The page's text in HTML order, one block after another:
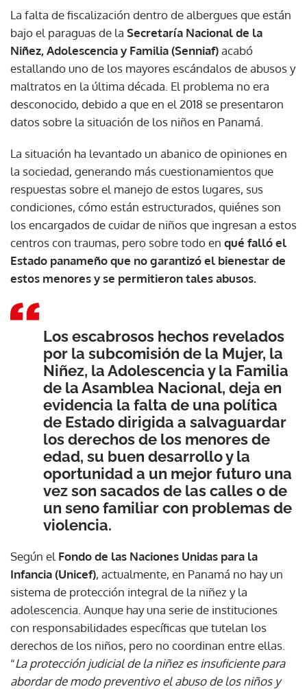
La falta de fiscalización dentro de albergues que están
bajo el paraguas de la Secretaría Nacional de la
Niñez, Adolescencia y Familia (Senniaf)acabó
estallando uno de los mayores escándalos de abusos y
maltratos en la última década. El problema no era
desconocido, debido a que en el 2018 se presentaron
datos sobre la situación de los niños en Panamá.
La situación ha levantado un abanico de opiniones en
la sociedad, generando más cuestionamientos que
respuestas sobre el manejo de estos lugares, sus
condiciones, cómo están estructurados, quiénes son
los encargados de cuidar de niños que ingresan a estos
centros con traumas, pero sobre todo en qué falló el
Estado panameño que no garantizó el bienestar de
estos menores y se permitieron tales abusos.
Los escabrosos hechos revelados
por la subcomisión de la Mujer, la
Niñez, la Adolescencia y la Familia
de la Asamblea Nacional, deja en
evidencia la falta de una política
de Estado dirigida a salvaguardar
los derechos de los menores de
edad, su buen desarrollo y la
oportunidad a un mejor futuro una
vez son sacados de las calles o de
un seno familiar con problemas de
violencia.
Según el Fondo de las Naciones Unidas para la
Infancia (Unicef), actualmente, en Panamá no hay un
sistema de protección integral de la niñez y la
adolescencia. Aunque hay una serie de instituciones
con responsabilidades específicas que tutelan los
derechos de los niños, pero no coordinan entre ellas.
“La protección judicial de la niñez es insuficiente para
abordar de modo preventivo el abuso de los niños y